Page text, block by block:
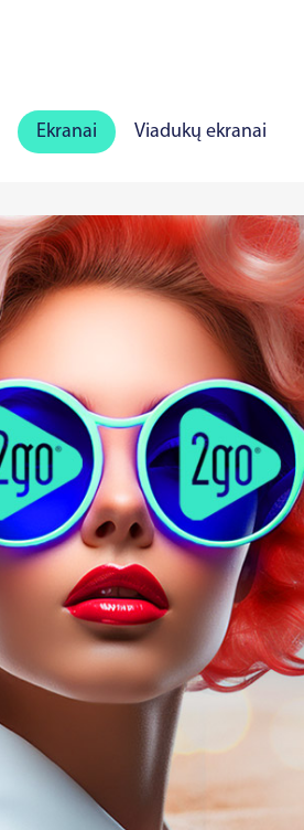
Ekranai Viadukų ekranai
Kuresarė Viljandis Rakverė